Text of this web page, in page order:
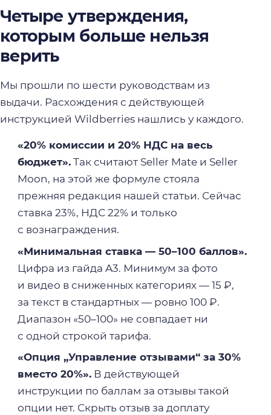
Четыре утверждения,
которым больше нельзя
верить
Мы прошли по шести руководствам из
выдачи. Расхождения с действующей
инструкцией Wildberries нашлись у каждого.
«20% комиссии и 20% НДС на весь
бюджет».Так считают Seller Mate и Seller
Moon, на этой же формуле стояла
прежняя редакция нашей статьи. Сейчас
ставка 23%, НДС 22% и только
с вознаграждения.
«Минимальная ставка — 50–100 баллов».
Цифра из гайда A3. Минимум за фото
и видео в сниженных категориях — 15 ₽,
за текст в стандартных — ровно 100 ₽.
Диапазон «50–100» не совпадает ни
с одной строкой тарифа.
«Опция „Управление отзывами“ за 30%
вместо 20%».В действующей
инструкции по баллам за отзывы такой
опции нет. Скрыть отзыв за доплату